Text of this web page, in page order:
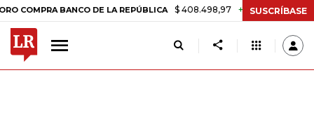
BANCO DE LA REPÚBLICA $ 408.498,97 +$ 8.753,81 +2,19%
SUSCRÍBASE